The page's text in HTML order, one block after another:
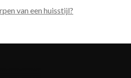
van een huisstijl?